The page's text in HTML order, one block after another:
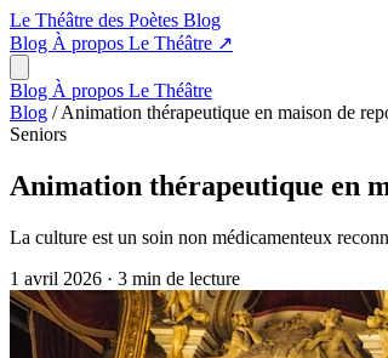
Le Théâtre des Poètes Blog
Blog À propos Le Théâtre ↗
Blog À propos Le Théâtre
Blog / Animation thérapeutique en maison de
Seniors
Animation thérapeutique en
La culture est un soin non médicamenteux
1 avril 2026 · 3 min de lecture